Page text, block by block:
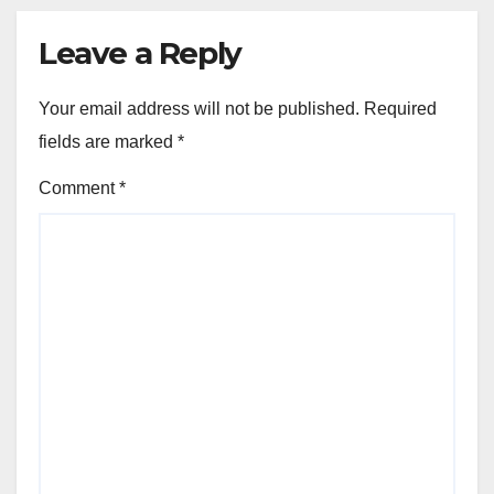
Leave a Reply
Your email address will not be published. Required
fields are marked *
Comment*